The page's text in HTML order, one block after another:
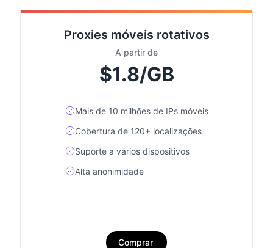
Proxies móveis rotativos
A partir de
$1.8/GB
Mais de 10 milhões de IPs móveis
Cobertura de 120+ localizações
Suporte a vários dispositivos
Alta anonimidade
Comprar